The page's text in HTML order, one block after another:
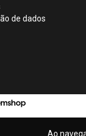
Ao
de dados